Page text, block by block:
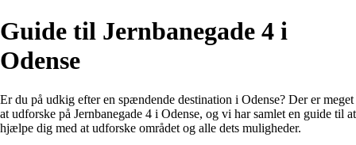
Guide til Jernbanegade 4 i
Odense
Er du på udkig efter en spændende destination i Odense? Der er meget
at udforske på Jernbanegade 4 i Odense, og vi har samlet en guide til at
hjælpe dig med at udforske området og alle dets muligheder.